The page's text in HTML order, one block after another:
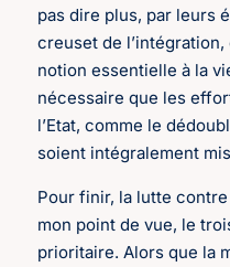
pas dire plus, par leurs
creuset de
notion essentielle à la
nécessaire que les
l’Etat, comme le
soient intégralement
Pour finir, la lutte
mon point de vue, le
prioritaire. Alors que la